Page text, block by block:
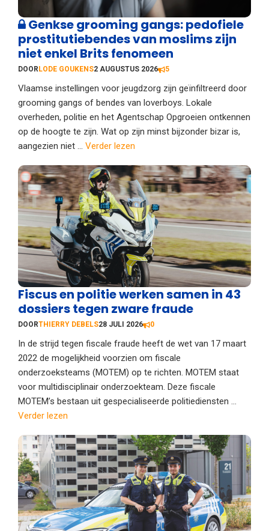
Genkse grooming gangs: pedofiele
prostitutiebendes van moslims zijn
niet enkel Brits fenomeen
DOOR LODE GOUKENS2 AUGUSTUS 2026 5
Vlaamse instellingen voor jeugdzorg zijn geïnfiltreerd door
grooming gangs of bendes van loverboys. Lokale
overheden, politie en het Agentschap Opgroeien ontkennen
op de hoogte te zijn. Wat op zijn minst bijzonder bizar is,
aangezien niet ... Verder lezen
Fiscus en politie werken samen in 43
dossiers tegen zware fraude
DOORTHIERRY DEBELS28 JULI 2026 0
In de strijd tegen fiscale fraude heeft de wet van 17 maart
2022 de mogelijkheid voorzien om fiscale
onderzoeksteams (MOTEM) op te richten. MOTEM staat
voor multidisciplinair onderzoekteam. Deze fiscale
MOTEM’s bestaan uit gespecialiseerde politiediensten ...
Verder lezen